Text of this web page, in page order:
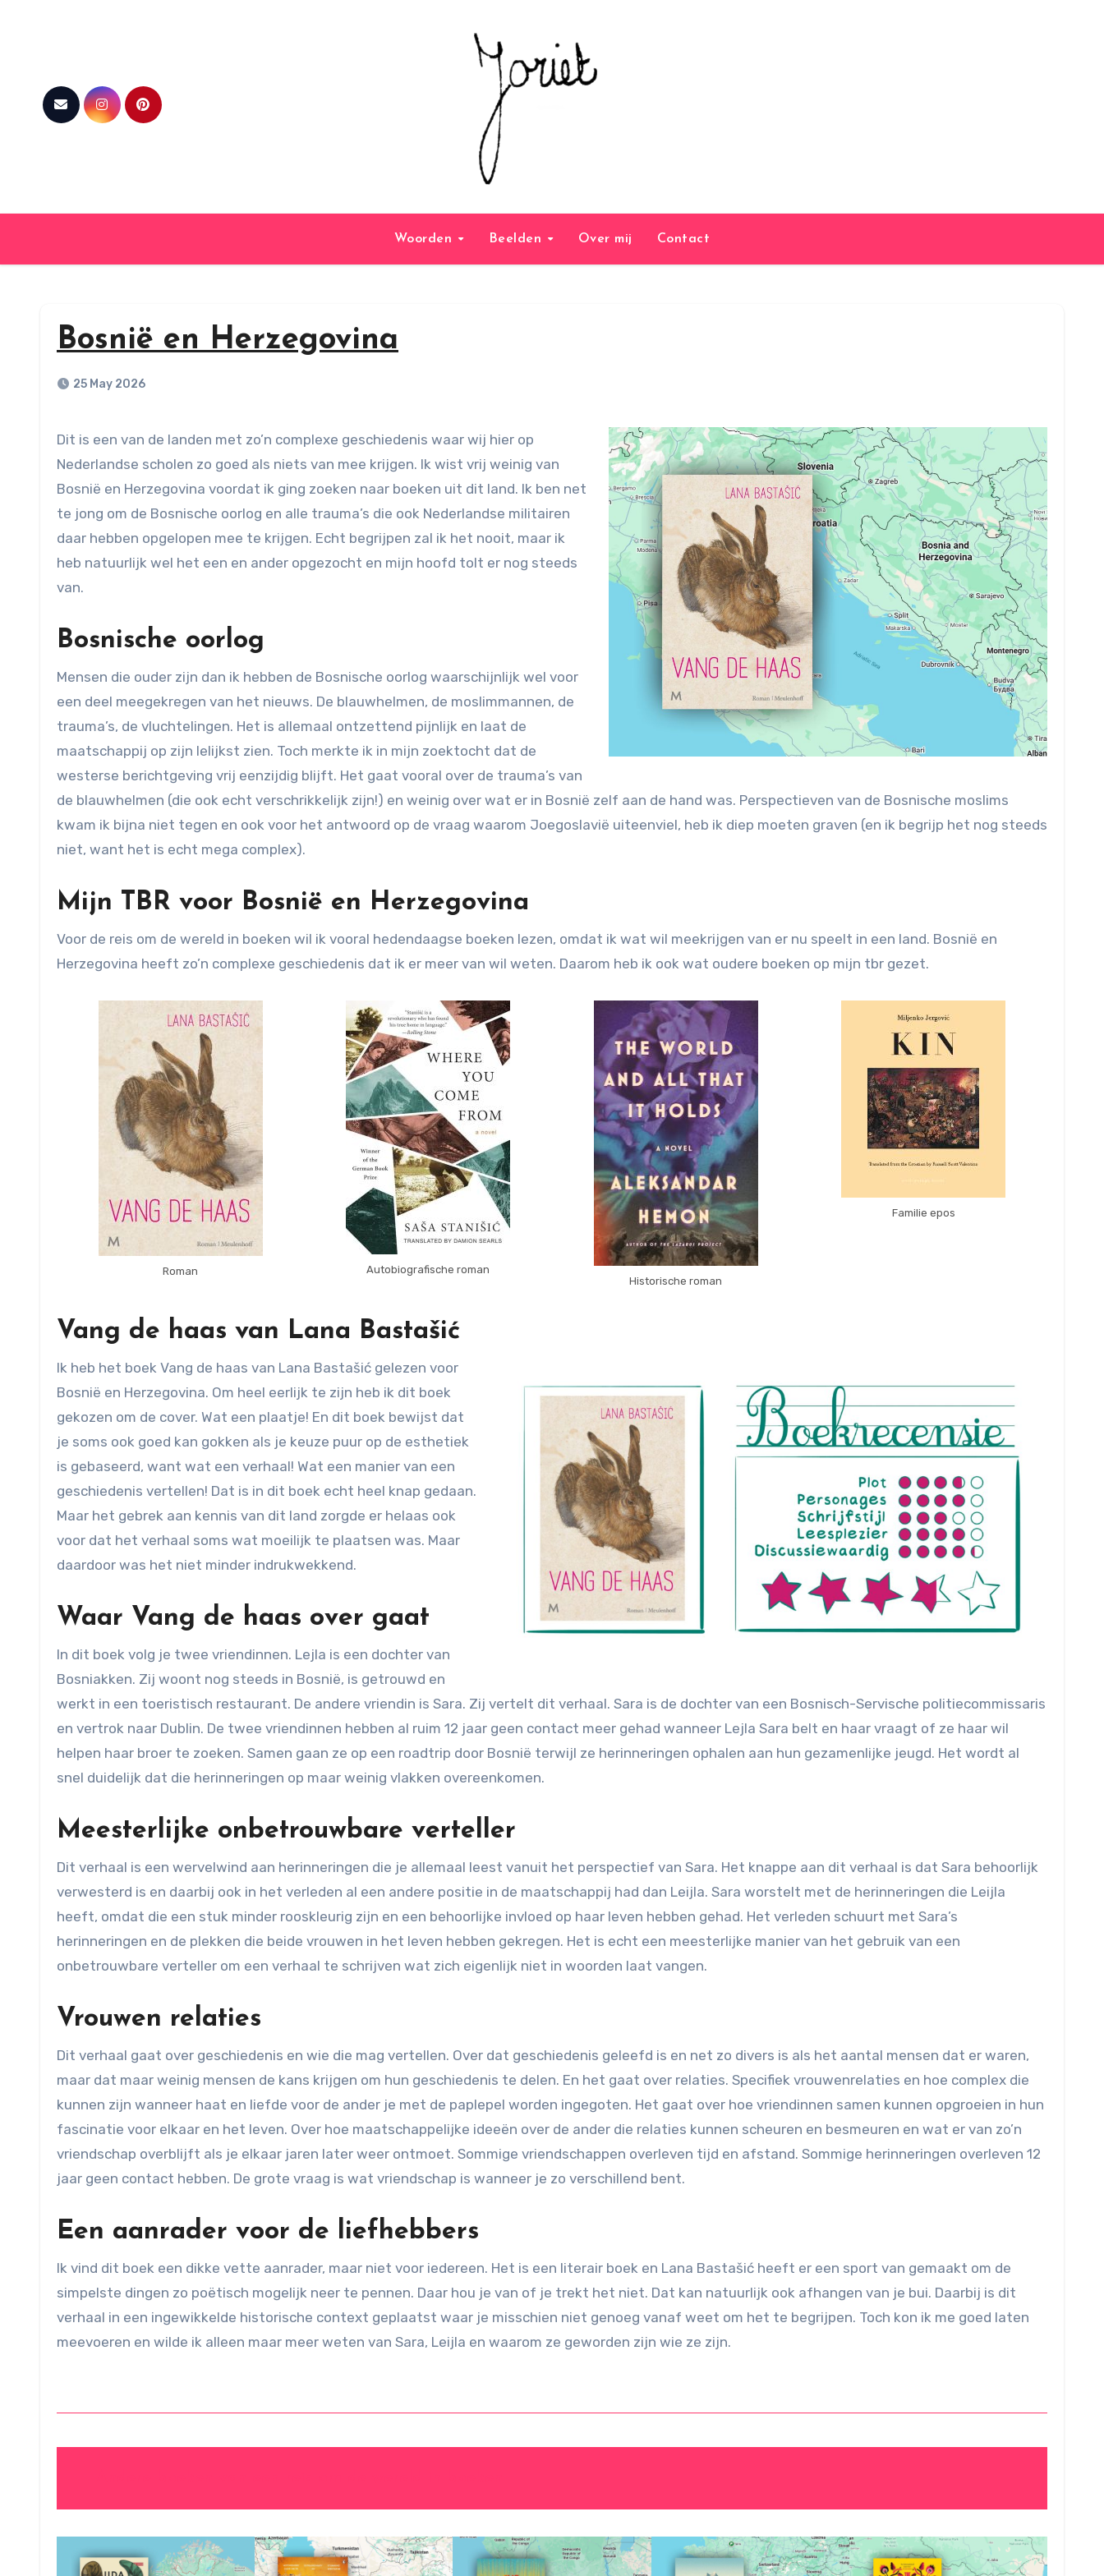
Woorden Beelden Over mij Contact
Bosnië en Herzegovina
25 May 2026
Dit is een van de landen met zo’n complexe geschiedenis waar wij hier op
Nederlandse scholen zo goed als niets van mee krijgen. Ik wist vrij weinig van
Bosnië en Herzegovina voordat ik ging zoeken naar boeken uit dit land. Ik ben net
te jong om de Bosnische oorlog en alle trauma’s die ook Nederlandse militairen
daar hebben opgelopen mee te krijgen. Echt begrijpen zal ik het nooit, maar ik
heb natuurlijk wel het een en ander opgezocht en mijn hoofd tolt er nog steeds
van.
Bosnische oorlog
Mensen die ouder zijn dan ik hebben de Bosnische oorlog waarschijnlijk wel voor
een deel meegekregen van het nieuws. De blauwhelmen, de moslimmannen, de
trauma’s, de vluchtelingen. Het is allemaal ontzettend pijnlijk en laat de
maatschappij op zijn lelijkst zien. Toch merkte ik in mijn zoektocht dat de
westerse berichtgeving vrij eenzijdig blijft. Het gaat vooral over de trauma’s van
de blauwhelmen (die ook echt verschrikkelijk zijn!) en weinig over wat er in Bosnië zelf aan de hand was. Perspectieven van de Bosnische moslims
kwam ik bijna niet tegen en ook voor het antwoord op de vraag waarom Joegoslavië uiteenviel, heb ik diep moeten graven (en ik begrijp het nog steeds
niet, want het is echt mega complex).
Mijn TBR voor Bosnië en Herzegovina
Voor de reis om de wereld in boeken wil ik vooral hedendaagse boeken lezen, omdat ik wat wil meekrijgen van er nu speelt in een land. Bosnië en
Herzegovina heeft zo’n complexe geschiedenis dat ik er meer van wil weten. Daarom heb ik ook wat oudere boeken op mijn tbr gezet.
Roman
Autobiografische roman
Historische roman
Familie epos
Vang de haas van Lana Bastašić
Ik heb het boek Vang de haas van Lana Bastašić gelezen voor
Bosnië en Herzegovina. Om heel eerlijk te zijn heb ik dit boek
gekozen om de cover. Wat een plaatje! En dit boek bewijst dat
je soms ook goed kan gokken als je keuze puur op de esthetiek
is gebaseerd, want wat een verhaal! Wat een manier van een
geschiedenis vertellen! Dat is in dit boek echt heel knap gedaan.
Maar het gebrek aan kennis van dit land zorgde er helaas ook
voor dat het verhaal soms wat moeilijk te plaatsen was. Maar
daardoor was het niet minder indrukwekkend.
Waar Vang de haas over gaat
In dit boek volg je twee vriendinnen. Lejla is een dochter van
Bosniakken. Zij woont nog steeds in Bosnië, is getrouwd en
werkt in een toeristisch restaurant. De andere vriendin is Sara. Zij vertelt dit verhaal. Sara is de dochter van een Bosnisch-Servische politiecommissaris
en vertrok naar Dublin. De twee vriendinnen hebben al ruim 12 jaar geen contact meer gehad wanneer Lejla Sara belt en haar vraagt of ze haar wil
helpen haar broer te zoeken. Samen gaan ze op een roadtrip door Bosnië terwijl ze herinneringen ophalen aan hun gezamenlijke jeugd. Het wordt al
snel duidelijk dat die herinneringen op maar weinig vlakken overeenkomen.
Meesterlijke onbetrouwbare verteller
Dit verhaal is een wervelwind aan herinneringen die je allemaal leest vanuit het perspectief van Sara. Het knappe aan dit verhaal is dat Sara behoorlijk
verwesterd is en daarbij ook in het verleden al een andere positie in de maatschappij had dan Leijla. Sara worstelt met de herinneringen die Leijla
heeft, omdat die een stuk minder rooskleurig zijn en een behoorlijke invloed op haar leven hebben gehad. Het verleden schuurt met Sara’s
herinneringen en de plekken die beide vrouwen in het leven hebben gekregen. Het is echt een meesterlijke manier van het gebruik van een
onbetrouwbare verteller om een verhaal te schrijven wat zich eigenlijk niet in woorden laat vangen.
Vrouwen relaties
Dit verhaal gaat over geschiedenis en wie die mag vertellen. Over dat geschiedenis geleefd is en net zo divers is als het aantal mensen dat er waren,
maar dat maar weinig mensen de kans krijgen om hun geschiedenis te delen. En het gaat over relaties. Specifiek vrouwenrelaties en hoe complex die
kunnen zijn wanneer haat en liefde voor de ander je met de paplepel worden ingegoten. Het gaat over hoe vriendinnen samen kunnen opgroeien in hun
fascinatie voor elkaar en het leven. Over hoe maatschappelijke ideeën over de ander die relaties kunnen scheuren en besmeuren en wat er van zo’n
vriendschap overblijft als je elkaar jaren later weer ontmoet. Sommige vriendschappen overleven tijd en afstand. Sommige herinneringen overleven 12
jaar geen contact hebben. De grote vraag is wat vriendschap is wanneer je zo verschillend bent.
Een aanrader voor de liefhebbers
Ik vind dit boek een dikke vette aanrader, maar niet voor iedereen. Het is een literair boek en Lana Bastašić heeft er een sport van gemaakt om de
simpelste dingen zo poëtisch mogelijk neer te pennen. Daar hou je van of je trekt het niet. Dat kan natuurlijk ook afhangen van je bui. Daarbij is dit
verhaal in een ingewikkelde historische context geplaatst waar je misschien niet genoeg vanaf weet om het te begrijpen. Toch kon ik me goed laten
meevoeren en wilde ik alleen maar meer weten van Sara, Leijla en waarom ze geworden zijn wie ze zijn.